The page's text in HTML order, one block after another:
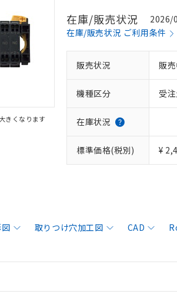
きくなります
在庫/販売状況
2026/
在庫/販売状況 ご利用条件
販売状況 販
機種区分 受
在庫状況
標準価格(税別) ¥
取りつけ穴加工図 CAD